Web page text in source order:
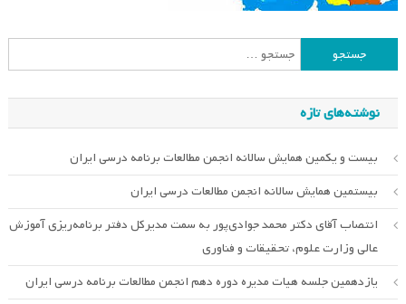
جستجو
برای:
نوشته‌های تازه
بیست و یکمین همایش سالانه انجمن مطالعات برنامه درسی ایران
بیستمین همایش سالانه انجمن مطالعات درسی ایران
انتصاب آقای دکتر محمد جوادی‌پور به سمت مدیرکل دفتر برنامه‌ریزی آموزش
عالی وزارت علوم، تحقیقات و فناوری
یازدهمین جلسه هیات مدیره دوره دهم انجمن مطالعات برنامه درسی ایران